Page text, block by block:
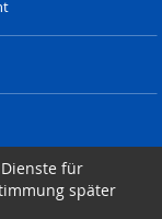
für
später